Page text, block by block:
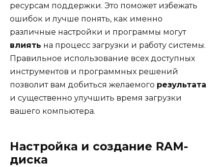
ресурсам поддержки. Это поможет избежать
ошибок и лучше понять, как именно
различные настройки и программы могут
влиять на процесс загрузки и работу системы.
Правильное использование всех доступных
инструментов и программных решений
позволит вам добиться желаемого результата
и существенно улучшить время загрузки
вашего компьютера.
Настройка и создание RAM-
диска